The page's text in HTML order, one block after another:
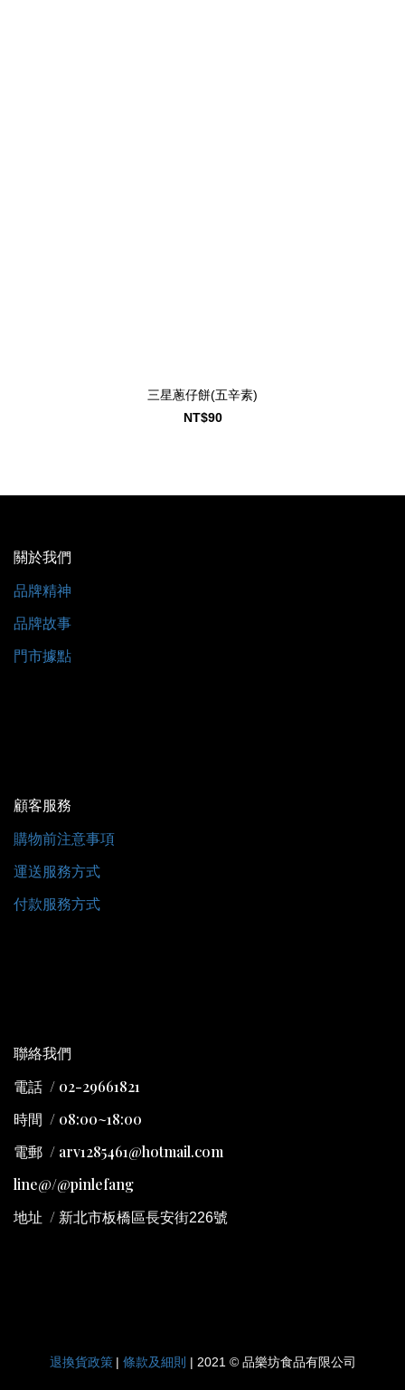
三星蔥仔餅(五辛素)
NT$90
關於我們
品牌精神
品牌故事
門市據點
顧客服務
購物前注意事項
運送服務方式
付款服務方式
聯絡我們
電話 / 02-29661821
時間 / 08:00~18:00
電郵 / arv1285461@hotmail.com
line@/@pinlefang
地址 / 新北市板橋區長安街226號
退換貨政策 | 條款及細則 | 2021 © 品樂坊食品有限公司